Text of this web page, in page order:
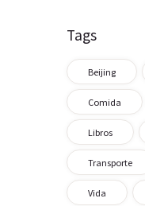
Tags
Beijing
Comida
Libros
Transporte
Vida